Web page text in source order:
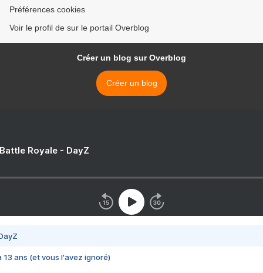
Préférences cookies
Voir le profil de sur le portail Overblog
Créer un blog sur Overblog
Créer un blog
Royale - DayZ
13 ans (et vous l'avez ignoré)